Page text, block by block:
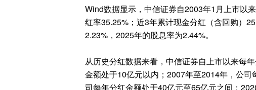
Wind数据显示，中信证券自2003年1月上市以
红率35.25%；近3年累计现金分红（含回购）
2.23%，2025年的股息率为2.44%。
从历史分红数据来看，中信证券自上市以来每
金额处于10亿元以内；2007年至2014年，公
司每年分红金额处于40亿元至65亿元之间；